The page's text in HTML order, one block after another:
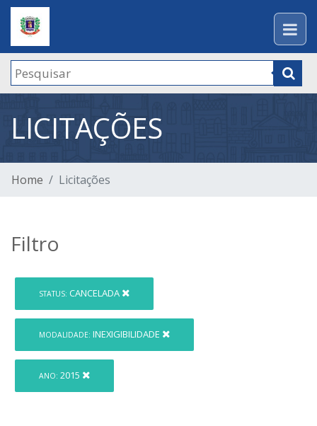
LICITAÇÕES
Home Licitações
Filtro
STATUS: CANCELADA
MODALIDADE: INEXIGIBILIDADE
ANO: 2015